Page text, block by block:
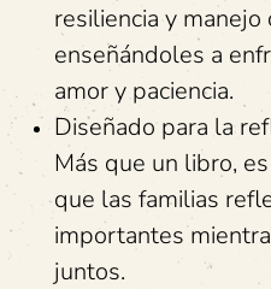
resiliencia y manejo
enseñándoles a
amor y paciencia.
Diseñado para la
Más que un libro,
que las familias
importantes
juntos.